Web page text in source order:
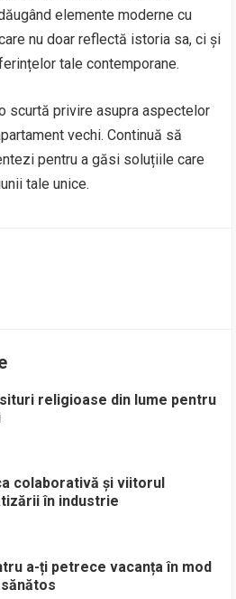
elemente moderne cu
nu doar reflectă istoria sa, ci și
tale contemporane.
scurtă privire asupra aspectelor
vechi. Continuă să
pentru a găsi soluțiile care
tale unice.
religioase din lume pentru
colaborativă și viitorul
în industrie
a-ți petrece vacanța în mod